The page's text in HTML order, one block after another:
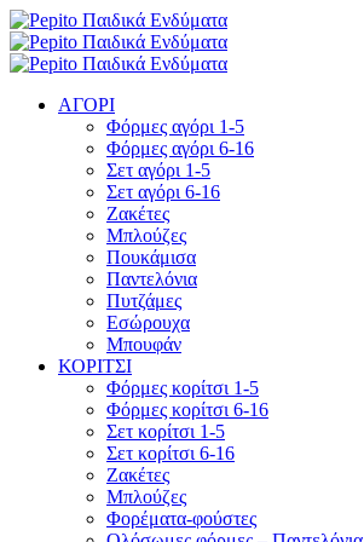
ΑΓΟΡΙ
Φόρμες αγόρι 1-5
Φόρμες αγόρι 6-16
Σετ αγόρι 1-5
Σετ αγόρι 6-16
Ζακέτες
Μπλούζες
Πουκάμισα
Παντελόνια
Πυτζάμες
Εσώρουχα
Μπουφάν
ΚΟΡΙΤΣΙ
Φόρμες κορίτσι 1-5
Φόρμες κορίτσι 6-16
Σετ κορίτσι 1-5
Σετ κορίτσι 6-16
Ζακέτες
Μπλούζες
Φορέματα-φούστες